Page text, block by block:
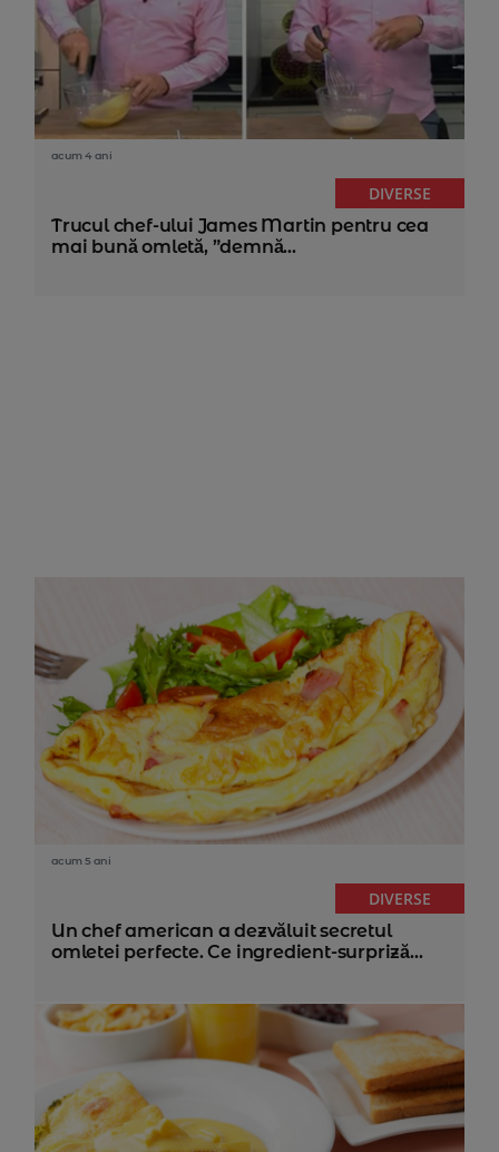
acum 4 ani
DIVERSE
Trucul chef-ului James Martin pentru cea
mai bună omletă, ”demnă...
acum 5 ani
DIVERSE
Un chef american a dezvăluit secretul
omletei perfecte. Ce ingredient-surpriză...